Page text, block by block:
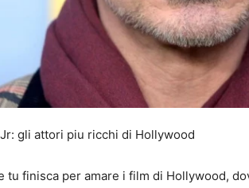
gli attori piu ricchi di Hollywood
tu finisca per amare i film di Hollywood,